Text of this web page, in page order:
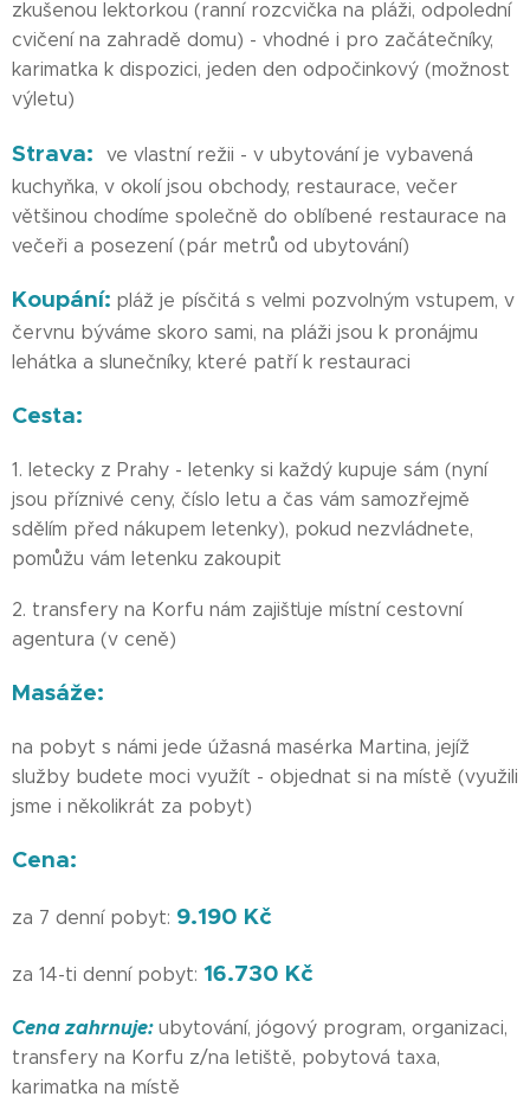
zkušenou lektorkou (ranní rozcvička na pláži, odpolední
cvičení na zahradě domu) - vhodné i pro začátečníky,
karimatka k dispozici, jeden den odpočinkový (možnost
výletu)
Strava:
ve vlastní režii - v ubytování je vybavená
kuchyňka, v okolí jsou obchody, restaurace, večer
většinou chodíme společně do oblíbené restaurace na
večeři a posezení (pár metrů od ubytování)
Koupání: pláž je písčitá s velmi pozvolným vstupem, v
červnu býváme skoro sami, na pláži jsou k pronájmu
lehátka a slunečníky, které patří k restauraci
Cesta:
1. letecky z Prahy - letenky si každý kupuje sám (nyní
jsou příznivé ceny, číslo letu a čas vám samozřejmě
sdělím před nákupem letenky), pokud nezvládnete,
pomůžu vám letenku zakoupit
2. transfery na Korfu nám zajišťuje místní cestovní
agentura (v ceně)
Masáže:
na pobyt s námi jede úžasná masérka Martina, jejíž
služby budete moci využít - objednat si na místě (využili
jsme i několikrát za pobyt)
Cena:
za 7 denní pobyt: 9.190 Kč
za 14-ti denní pobyt: 16.730 Kč
Cena zahrnuje: ubytování, jógový program, organizaci,
transfery na Korfu z/na letiště, pobytová taxa,
karimatka na místě